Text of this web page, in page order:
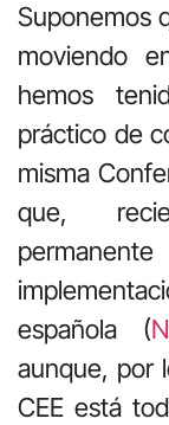
Suponemos
moviendo
hemos
práctico de
misma
que,
española (
aunque, por
CEE está